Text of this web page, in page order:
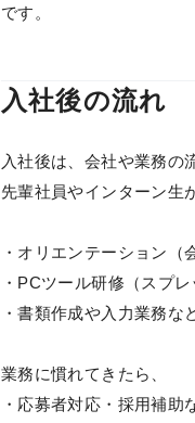
です。
入社後の流れ
入社後は、会社や業務の
先輩社員やインターン生
・オリエンテーション（
・PCツール研修（スプ
・書類作成や入力業務な
業務に慣れてきたら、
・応募者対応・採用補助